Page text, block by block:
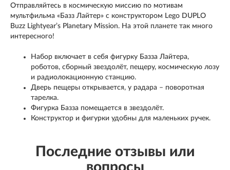
Отправляйтесь в космическую миссию по мотивам
мультфильма «Базз Лайтер» с конструктором Lego DUPLO
Buzz Lightyear’s Planetary Mission. На этой планете так много
интересного!
Набор включает в себя фигурку Базза Лайтера,
роботов, сборный звездолёт, пещеру, космическую лозу
и радиолокационную станцию.
Дверь пещеры открывается, у радара – поворотная
тарелка.
Фигурка Базза помещается в звездолёт.
Конструктор и фигурки удобны для маленьких ручек.
Последние отзывы или
вопросы